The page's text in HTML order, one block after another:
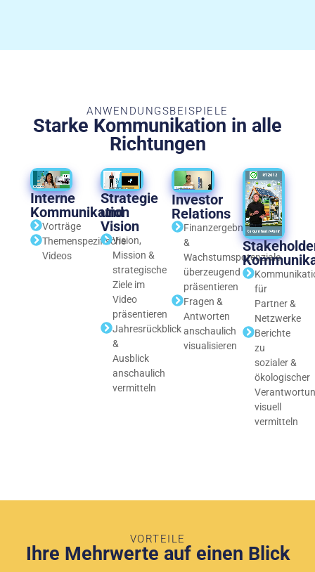
ANWENDUNGSBEISPIELE
Starke Kommunikation in alle
Richtungen
Interne
Kommunikation
Vorträge
Themenspezifische
Videos
Strategie
und
Vision
Vision,
Mission &
strategische
Ziele im
Video
präsentieren
Jahresrückblick
&
Ausblick
anschaulich
vermitteln
Investor
Relations
Finanzergebnisse
&
Wachstumspotenziale
überzeugend
präsentieren
Fragen &
Antworten
anschaulich
visualisieren
für
Partner &
Netzwerke
Berichte
zu
sozialer &
ökologischer
visuell
vermitteln
VORTEILE
Ihre Mehrwerte auf einen Blick